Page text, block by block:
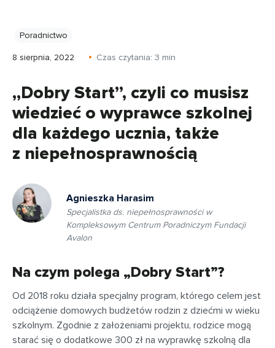
Poradnictwo
8 sierpnia, 2022 Czas czytania: 3 min
„Dobry Start”, czyli co musisz
wiedzieć o wyprawce szkolnej
dla każdego ucznia, także
z niepełnosprawnością
Agnieszka Harasim
Specjalistka ds. niepełnosprawności w
Kompleksowym Centrum Poradniczym Fundacji
Avalon
Na czym polega „Dobry Start”?
Od 2018 roku działa specjalny program, którego celem jest
odciążenie domowych budżetów rodzin z dziećmi w wieku
szkolnym. Zgodnie z założeniami projektu, rodzice mogą
starać się o dodatkowe 300 zł na wyprawkę szkolną dla